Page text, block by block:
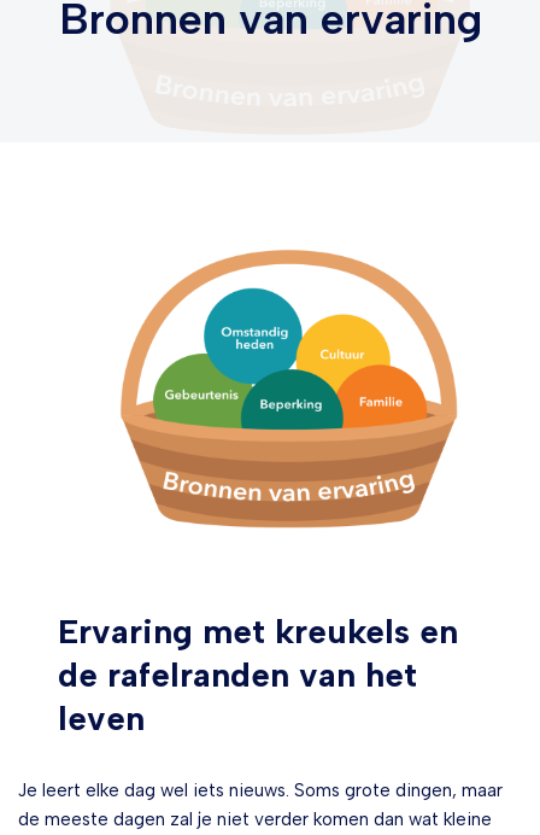
Bronnen van ervaring
Ervaring met kreukels en
de rafelranden van het
leven
Je leert elke dag wel iets nieuws. Soms grote dingen, maar
de meeste dagen zal je niet verder komen dan wat kleine